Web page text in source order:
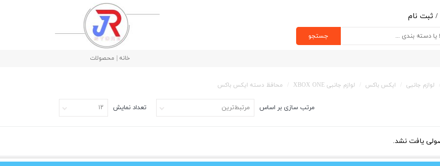
/ ثبت نام
از حساب کاربری
جستجو
خانه | محصولات
لوازم جانبی ایکس باکس لوازم جانبی XBOX ONE محافظ دسته ایکس باکس
مرتب سازی بر اساس مرتبط‌ترین تعداد نمایش ۱۲
یافت نشد.